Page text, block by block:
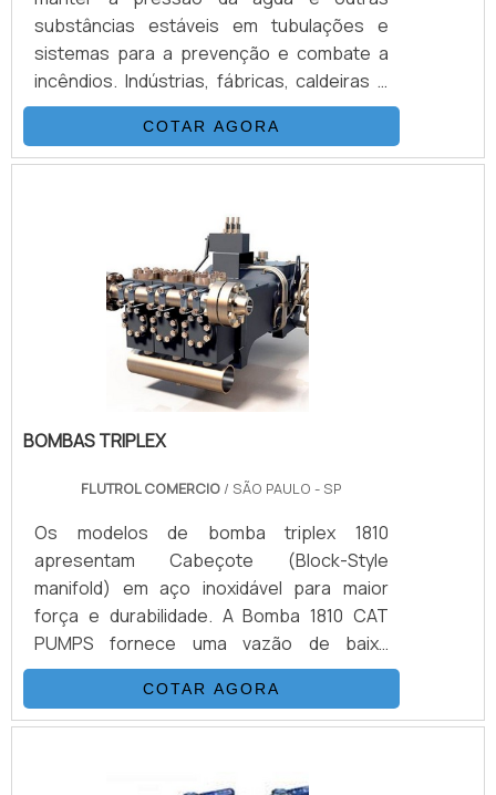
substâncias estáveis em tubulações e
sistemas para a prevenção e combate a
incêndios. Indústrias, fábricas, caldeiras e
outros locais utilizam as Válvulas para
conter a pressão excessiva de fluidos
nessas instalações. Com as Válvulas, as
funcionam corretamente, mantendo a
pressão sob controle nesses
equipamentos, ajudando na prevenção de
acidentes e danos que podem levar a sua
empresa ou.
COTAR AGORA
BOMBAS TRIPLEX
FLUTROL COMERCIO / SÃO PAULO - SP
Os modelos de bomba triplex 1810
apresentam Cabeçote (Block-Style
manifold) em aço inoxidável para maior
força e durabilidade. A Bomba 1810 CAT
PUMPS fornece uma vazão de baixa
pulsação de 11,4 litros por minuto a 10.000
psi. É possível verificar quais as aplicações
do produto: Teste Hidrostático Injeção
Alta Pressão Prevenção de Blow Off de
COTAR AGORA